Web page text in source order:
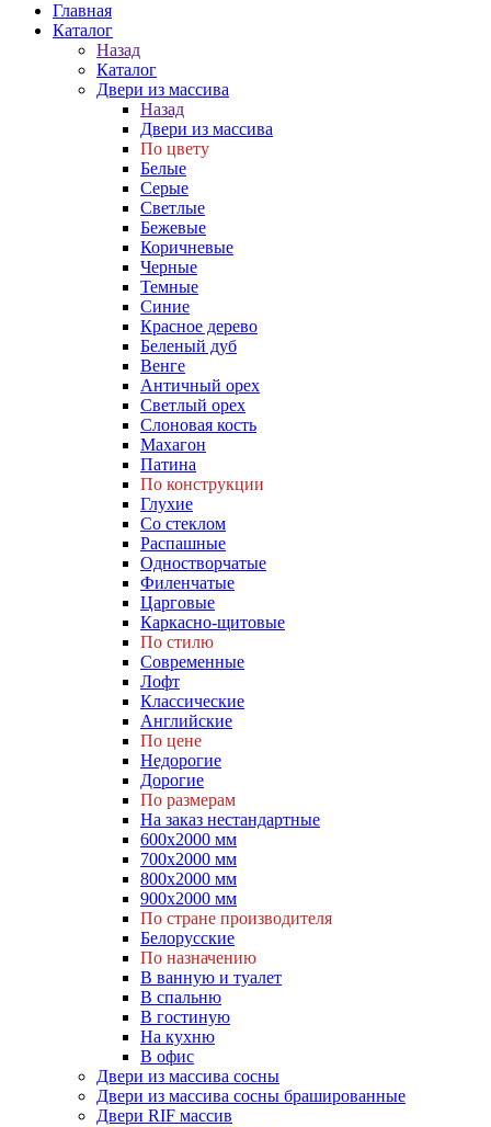
Главная
Каталог
Назад
Каталог
Двери из массива
Назад
Двери из массива
По цвету
Белые
Серые
Светлые
Бежевые
Коричневые
Черные
Темные
Синие
Красное дерево
Беленый дуб
Венге
Античный орех
Светлый орех
Слоновая кость
Махагон
Патина
По конструкции
Глухие
Со стеклом
Распашные
Одностворчатые
Филенчатые
Царговые
Каркасно-щитовые
По стилю
Современные
Лофт
Классические
Английские
По цене
Недорогие
Дорогие
По размерам
На заказ нестандартные
600х2000 мм
700х2000 мм
800х2000 мм
900х2000 мм
По стране производителя
Белорусские
По назначению
В ванную и туалет
В спальню
В гостиную
На кухню
В офис
Двери из массива сосны
Двери из массива сосны брашированные
Двери RIF массив